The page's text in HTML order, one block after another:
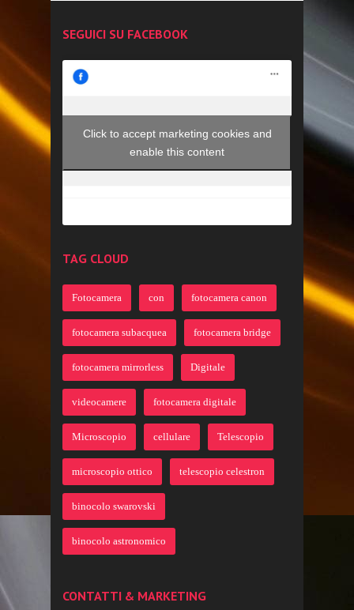
SEGUICI SU FACEBOOK
Click to accept marketing cookies and
enable this content
TAG CLOUD
Fotocamera con fotocamera canon
fotocamera subacquea fotocamera bridge
fotocamera mirrorless Digitale
videocamere fotocamera digitale
Microscopio cellulare Telescopio
microscopio ottico telescopio celestron
binocolo swarovski
binocolo astronomico
CONTATTI & MARKETING